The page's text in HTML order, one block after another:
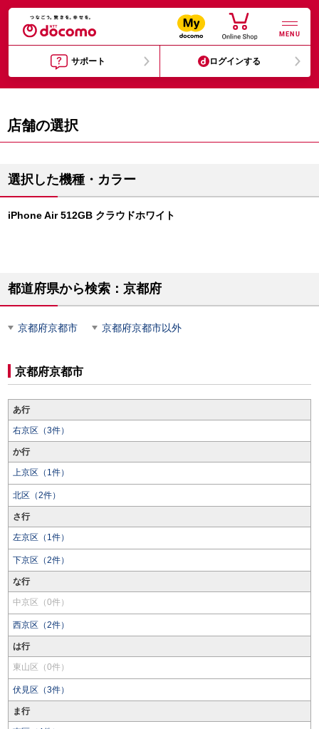
MENU
サポート ログインする
店舗の選択
選択した機種・カラー
iPhone Air 512GB クラウドホワイト
都道府県から検索：京都府
京都府京都市 京都府京都市以外
京都府京都市
あ行
右京区（3件）
か行
上京区（1件）
北区（2件）
さ行
左京区（1件）
下京区（2件）
な行
中京区（0件）
西京区（2件）
は行
東山区（0件）
伏見区（3件）
ま行